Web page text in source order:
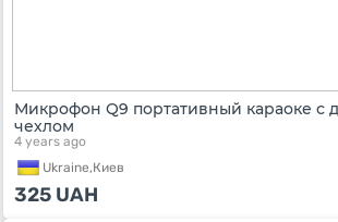
Микрофон Q9 портативный караоке с
чехлом
4 years ago
Ukraine,Киев
325 UAH